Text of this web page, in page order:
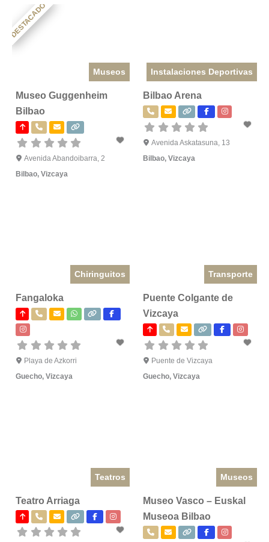
DESTACADO
Museos
Museo Guggenheim
Bilbao
Avenida Abandoibarra, 2
Bilbao, Vizcaya
Instalaciones Deportivas
Bilbao Arena
Avenida Askatasuna, 13
Bilbao,Vizcaya
Chiringuitos
Fangaloka
Playa de Azkorri
Guecho, Vizcaya
Transporte
Puente Colgante de
Vizcaya
Puente de Vizcaya
Guecho,Vizcaya
Teatros
Teatro Arriaga
Museos
Museo Vasco – Euskal
Museoa Bilbao